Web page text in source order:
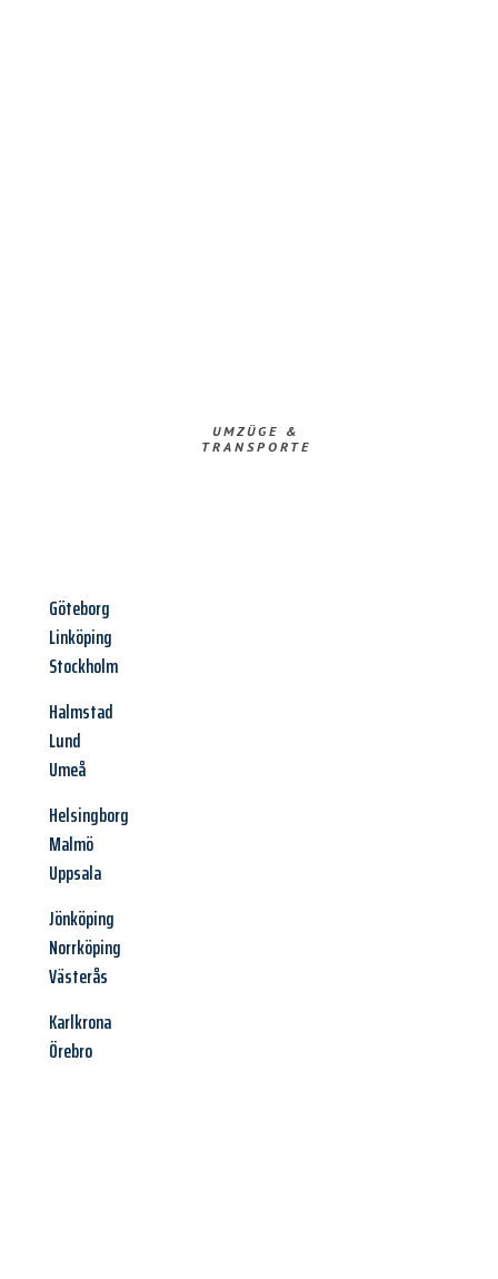
UMZÜGE &
TRANSPORTE
Göteborg
Linköping
Stockholm
Halmstad
Lund
Umeå
Helsingborg
Malmö
Uppsala
Jönköping
Norrköping
Västerås
Karlkrona
Örebro